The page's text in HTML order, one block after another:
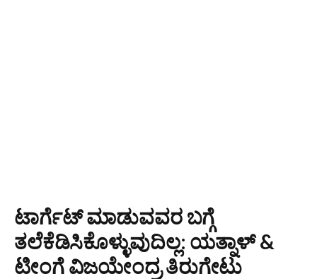
ಟಾರ್ಗೆಟ್ ಮಾಡುವವರ ಬಗ್ಗೆ
ತಲೆಕೆಡಿಸಿಕೊಳ್ಳುವುದಿಲ್ಲ: ಯತ್ನಾಳ್ &
ಟೀಂಗೆ ವಿಜಯೇಂದ್ರ ತಿರುಗೇಟು